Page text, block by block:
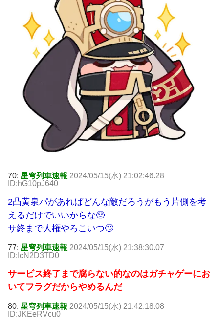
70: 星穹列車速報 2024/05/15(水) 21:02:46.28
ID:hG10pJ640
2凸黄泉パがあればどんな敵だろうがもう片側を考
えるだけでいいからな🥺
サ終まで人権やろこいつ🙄
77: 星穹列車速報 2024/05/15(水) 21:38:30.07
ID:IcN2D3TD0
サービス終了まで腐らない的なのはガチャゲーにお
いてフラグだからやめるんだ
80: 星穹列車速報 2024/05/15(水) 21:42:18.08
ID:JKEeRVcu0